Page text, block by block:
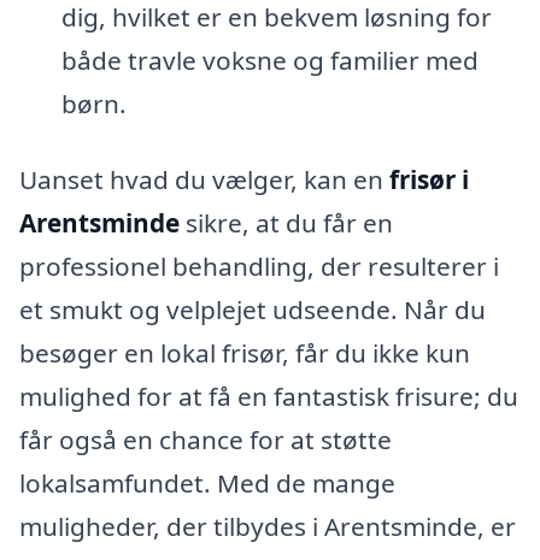
dig, hvilket er en bekvem løsning for
både travle voksne og familier med
børn.
Uanset hvad du vælger, kan en frisør i
Arentsminde sikre, at du får en
professionel behandling, der resulterer i
et smukt og velplejet udseende. Når du
besøger en lokal frisør, får du ikke kun
mulighed for at få en fantastisk frisure; du
får også en chance for at støtte
lokalsamfundet. Med de mange
muligheder, der tilbydes i Arentsminde, er